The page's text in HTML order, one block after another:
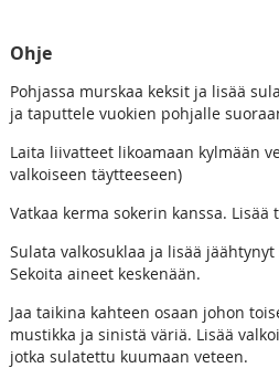
Ohje
Pohjassa murskaa keksit ja lisää
ja taputtele vuokien pohjalle
Laita liivatteet likoamaan kylmään
valkoiseen täytteeseen)
Vatkaa kerma sokerin kanssa.
Sulata valkosuklaa ja lisää
Sekoita aineet keskenään.
Jaa taikina kahteen osaan johon
mustikka ja sinistä väriä. Lisää
jotka sulatettu kuumaan veteen.